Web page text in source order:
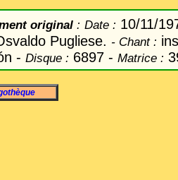
original : Date : 10/11/
Pugliese. - Chant:
- Disque : 6897 - Matrice :